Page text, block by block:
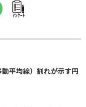
ｱﾝｹｰﾄ
動平均線）割れが示す円